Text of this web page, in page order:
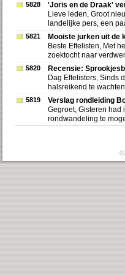
5828
'Joris en de Draak'
Lieve leden, Groot
landelijke pers, een
5821
Mooiste jurken uit de
Beste Eftelisten, Met
zoektocht naar
5820
Recensie:
Dag Eftelisters, Sinds
halsreikend te
5819
Verslag rondleiding
Gegroet, Gisteren had
rondwandeling te
©